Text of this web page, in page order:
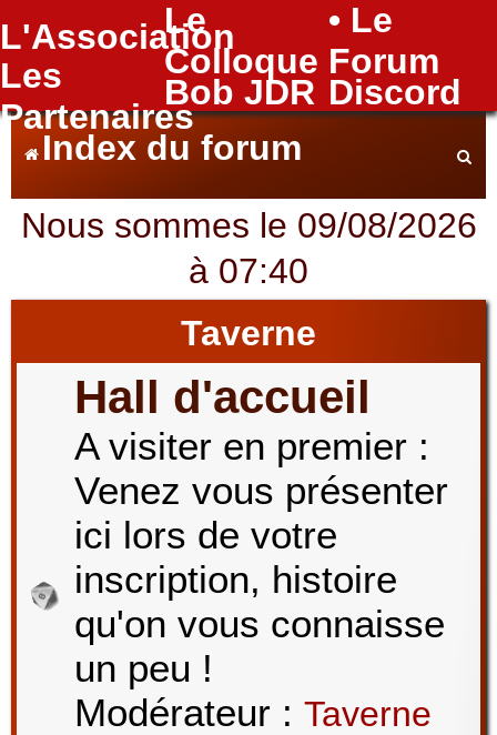
L'Association
Le
Colloque
• Le
Forum
Les
Partenaires
Bob JDR Discord
FAQ
Index du forum
e
Nous sommes le 09/08/2026
à 07:40
Taverne
Hall d'accueil
A visiter en premier :
Venez vous présenter
ici lors de votre
inscription, histoire
qu'on vous connaisse
un peu !
Modérateur : Taverne